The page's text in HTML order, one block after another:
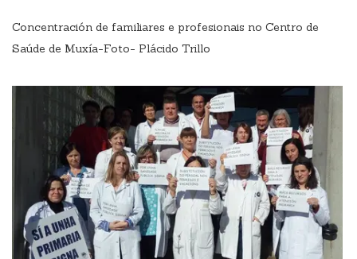
Concentración de familiares e profesionais no Centro de
Saúde de Muxía-Foto- Plácido Trillo